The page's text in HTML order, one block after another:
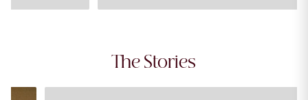
The Stories